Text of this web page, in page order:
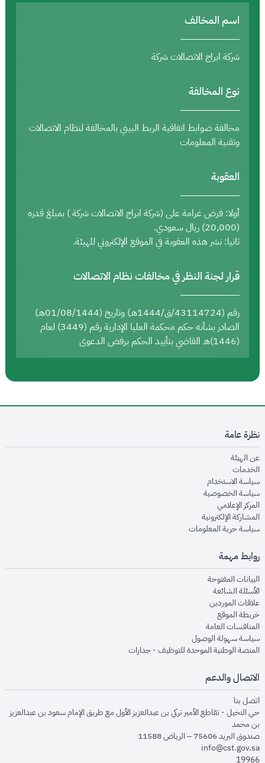
اسم المخالف
شركة ابراج الاتصالات شركة
نوع المخالفة
مخالفة ضوابط اتفاقية الربط البيني بالمخالفة لنظام الاتصالات
وتقنية المعلومات
العقوبة
أولا: فرض غرامة على (شركة ابراج الاتصالات شركة ) بمبلغ قدره
(20,000) ريال سعودي.
ثانيا: نشر هذه العقوبة في الموقع الإلكتروني للهيئة.
قرار لجنة النظر في مخالفات نظام الاتصالات
رقم (43114724/ق/1444هـ) وتاريخ (01/08/1444هـ)
الصادر بشأنه حكم محكمة العليا الإدارية رقم (3449) لعام
(1446)هـ القاضي بتأييد الحكم برفض الدعوى
نظرة عامة
عن الهيئةopens in new window
الخدماتopens in new window
سياسة الاستخدام
سياسة الخصوصيةopens in new window
المركز الإعلاميopens in new window
المشاركة الإلكترونيةopens in new window
سياسة حرية المعلوماتopens in new window
روابط مهمة
البيانات المفتوحةopens in new window
الأسئلة الشائعةopens in new window
علاقات الموردينopens in new window
خريطة الموقعopens in new window
المنافسات العامةopens in new window
سياسة سهولة الوصولopens in new window
المنصة الوطنية الموحدة للتوظيف - جداراتopens in new window
الاتصال والدعم
اتصل بنا
حي النخيل - تقاطع الأمير تركي بن عبدالعزيز الأول مع طريق الإمام سعود بن عبدالعزيز
بن محمد
صندوق البريد 75606 – الرياض 11588
info@cst.gov.sa
19966